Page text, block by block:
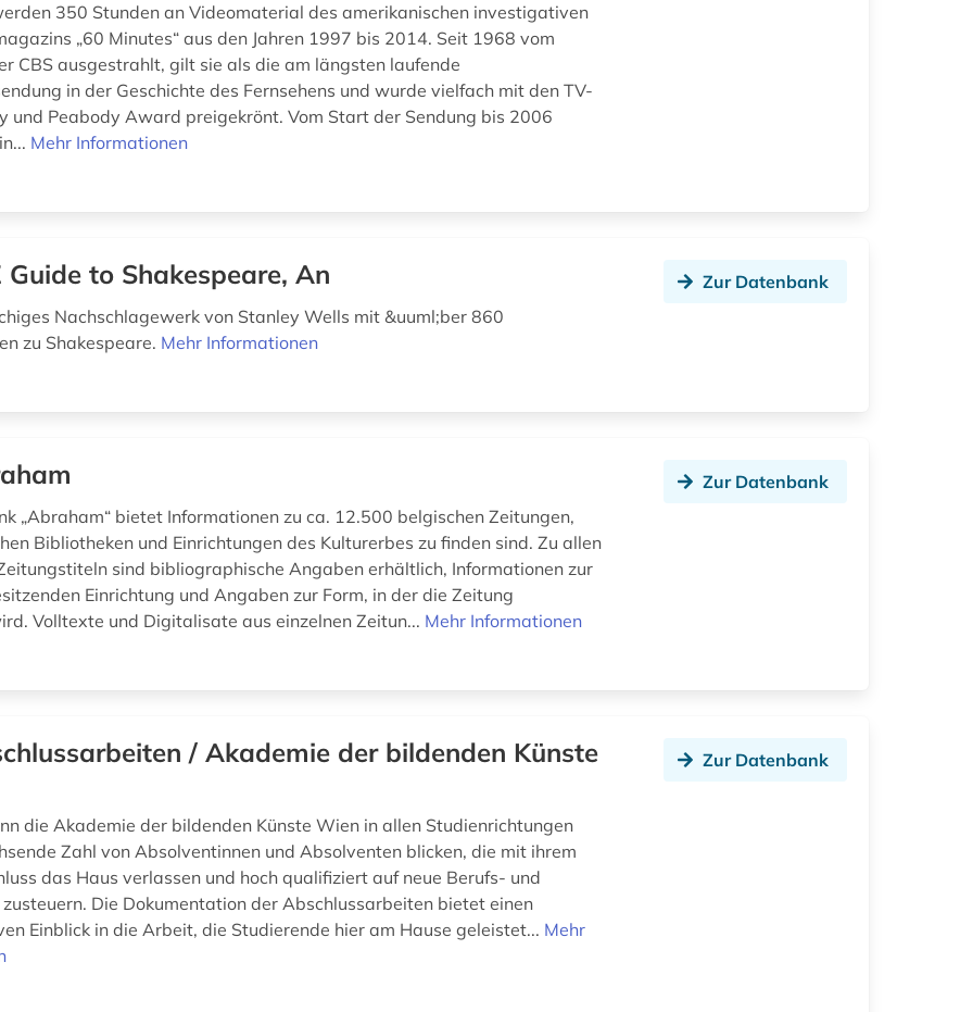
350 Stunden an Videomaterial des amerikanischen investigativen
„60 Minutes“ aus den Jahren 1997 bis 2014. Seit 1968 vom
CBS ausgestrahlt, gilt sie als die am längsten laufende
in der Geschichte des Fernsehens und wurde vielfach mit den TV-
und Peabody Award preigekrönt. Vom Start der Sendung bis 2006
Mehr Informationen
to Shakespeare, An
Nachschlagewerk von Stanley Wells mit &uuml;ber 860
zu Shakespeare. Mehr Informationen
Zur Datenbank
„Abraham“ bietet Informationen zu ca. 12.500 belgischen Zeitungen,
Bibliotheken und Einrichtungen des Kulturerbes zu finden sind. Zu allen
sind bibliographische Angaben erhältlich, Informationen zur
Einrichtung und Angaben zur Form, in der die Zeitung
Volltexte und Digitalisate aus einzelnen Zeitun... Mehr Informationen
Zur Datenbank
/ Akademie der bildenden Künste
die Akademie der bildenden Künste Wien in allen Studienrichtungen
Zahl von Absolventinnen und Absolventen blicken, die mit ihrem
das Haus verlassen und hoch qualifiziert auf neue Berufs- und
Die Dokumentation der Abschlussarbeiten bietet einen
Einblick in die Arbeit, die Studierende hier am Hause geleistet... Mehr
Zur Datenbank